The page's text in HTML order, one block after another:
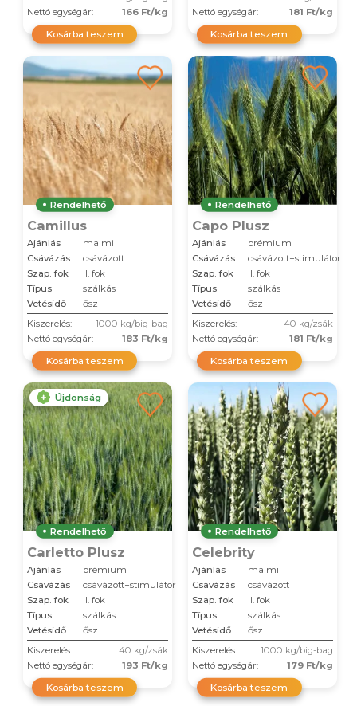
Nettó egységár:
166 Ft/kg
Kosárba teszem
Nettó egységár:
181 Ft/kg
Kosárba teszem
Rendelhető
Camillus
Ajánlás
malmi
Csávázás
csávázott
Szap. fok
II. fok
Típus
szálkás
Vetésidő
ősz
Kiszerelés:
1000 kg/big-bag
Nettó egységár:
183 Ft/kg
Kosárba teszem
Rendelhető
Capo Plusz
Ajánlás
prémium
Csávázás
csávázott+stimulátor
Szap. fok
II. fok
Típus
szálkás
Vetésidő
ősz
Kiszerelés:
40 kg/zsák
Nettó egységár:
181 Ft/kg
Kosárba teszem
Újdonság
Rendelhető
Carletto Plusz
Ajánlás
prémium
Csávázás
csávázott+stimulátor
Szap. fok
II. fok
Típus
szálkás
Vetésidő
ősz
Kiszerelés:
40 kg/zsák
Nettó egységár:
193 Ft/kg
Kosárba teszem
Rendelhető
Celebrity
Ajánlás
malmi
Csávázás
csávázott
Szap. fok
II. fok
Típus
szálkás
Vetésidő
ősz
Kiszerelés:
1000 kg/big-bag
Nettó egységár:
179 Ft/kg
Kosárba teszem